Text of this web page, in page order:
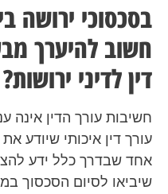
בסכסוכי ירושה
חשוב להיערך
דין לדיני ירושות?
חשיבות עורך הדין אינה
עורך דין איכותי שיודע
אחד שבדרך כלל ידע
שיביאו לסיום הסכסוך